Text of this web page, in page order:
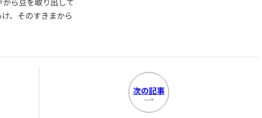
、そのすきまから
次の記事